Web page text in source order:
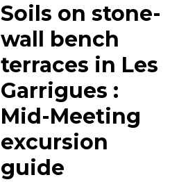
Soils on stone-
wall bench
terraces in Les
Garrigues :
Mid-Meeting
excursion
guide